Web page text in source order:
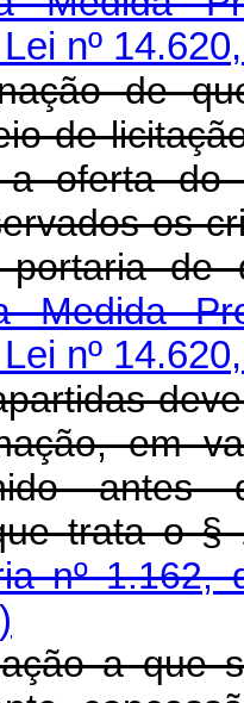
nº
de
de
a oferta do
os
portaria
Medida
nº
em
antes
trata
nº 1.162,
a que